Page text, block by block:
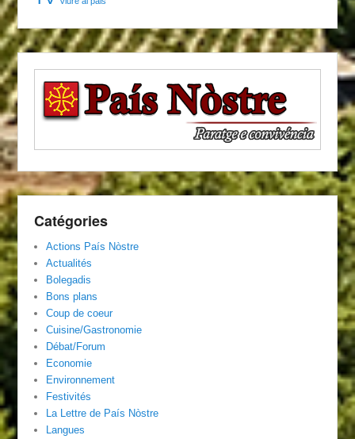
Catégories
Actions País Nòstre
Actualités
Bolegadis
Bons plans
Coup de coeur
Cuisine/Gastronomie
Débat/Forum
Economie
Environnement
Festivités
La Lettre de País Nòstre
Langues